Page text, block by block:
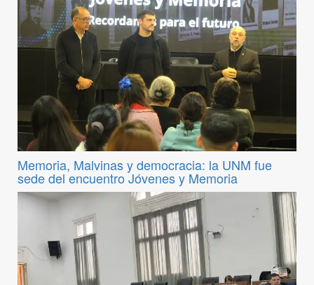
Memoria, Malvinas y democracia: la UNM fue
sede del encuentro Jóvenes y Memoria